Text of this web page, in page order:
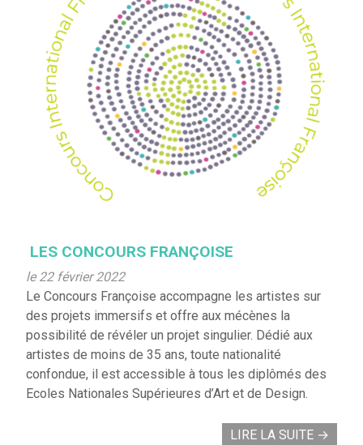
LES CONCOURS FRANÇOISE
le 22 février 2022
Le Concours Françoise accompagne les artistes sur
des projets immersifs et offre aux mécènes la
possibilité de révéler un projet singulier. Dédié aux
artistes de moins de 35 ans, toute nationalité
confondue, il est accessible à tous les diplômés des
Ecoles Nationales Supérieures d’Art et de Design.
LIRE LA SUITE →